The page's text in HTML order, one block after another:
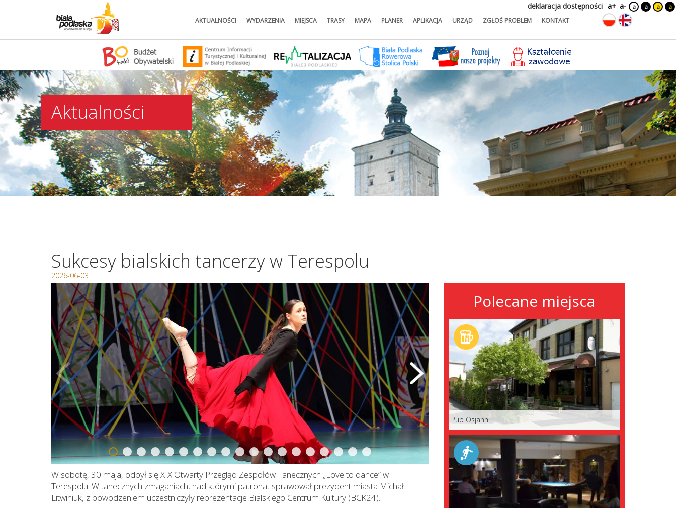
AKTUALNOŚCI WYDARZENIA MIEJSCA TRASY MAPA PLANER APLIKACJA URZĄD ZGŁOŚ PROBLEM KONTAKT
deklaracja dostępności a+ a- a a a a
Aktualności
Sukcesy bialskich tancerzy w Terespolu
2026-06-03
W sobotę, 30 maja, odbył się XIX Otwarty Przegląd Zespołów Tanecznych „Love to dance” w
Terespolu. W tanecznych zmaganiach, nad którymi patronat sprawował prezydent miasta Michał
Litwiniuk, z powodzeniem uczestniczyły reprezentacje Bialskiego Centrum Kultury (BCK24).
Polecane miejsca
Pub Osjann